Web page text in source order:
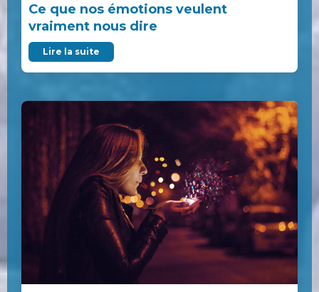
Ce que nos émotions veulent
vraiment nous dire
Lire la suite